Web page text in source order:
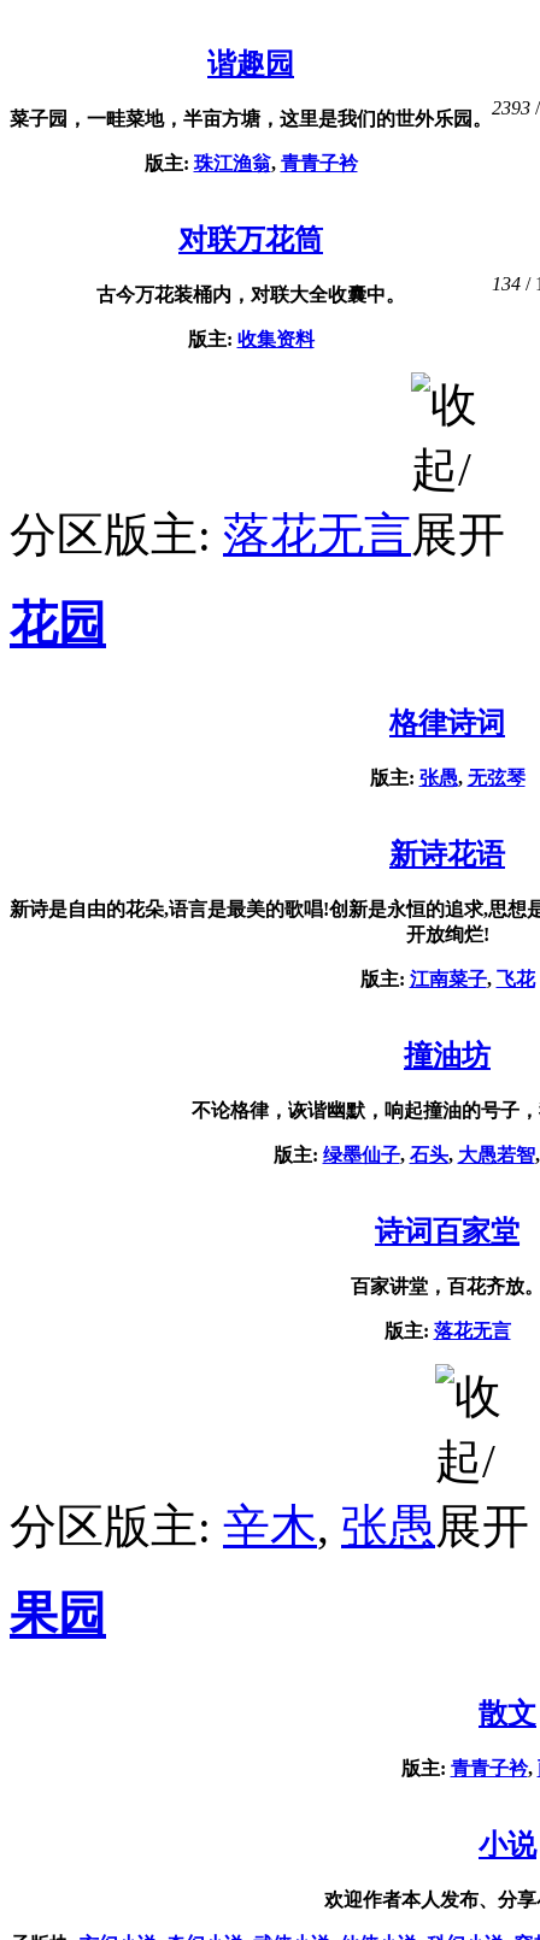
谐趣园
菜子园，一畦菜地，半亩方塘，这里是我们的世外乐园。
版主: 珠江渔翁, 青青子衿
2393
对联万花筒
古今万花装桶内，对联大全收囊中。
版主: 收集资料
134 /
分区版主: 落花无言
花园
格律诗词
版主: 张愚, 无弦琴
新诗花语
新诗是自由的花朵,语言是最美的歌唱!创新是永恒的追求,思想
开放绚烂!
版主: 江南菜子, 飞花
撞油坊
不论格律，诙谐幽默，响起撞油的号子
版主: 绿墨仙子, 石头, 大愚若智
诗词百家堂
百家讲堂，百花齐放
版主: 落花无言
分区版主: 辛木, 张愚
果园
散文
版主: 青青子衿,
小说
欢迎作者本人发布、分